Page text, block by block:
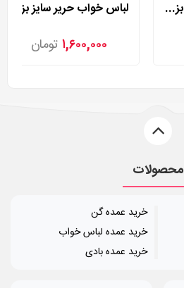
لباس خواب حریر سایز بزرگ لورنزا مدل 27981
۱,۶۰۰,۰۰۰ تومان
محصولات
خرید عمده گن
خرید عمده لباس خواب
خرید عمده بادی